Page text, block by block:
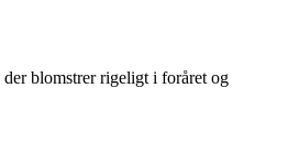
blomstrer rigeligt i foråret og